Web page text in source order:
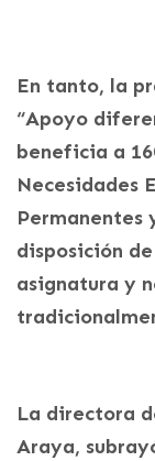
En tanto, la
“Apoyo
beneficia a
Necesidades
Permanentes
disposición
asignatura y
La directora
Araya,